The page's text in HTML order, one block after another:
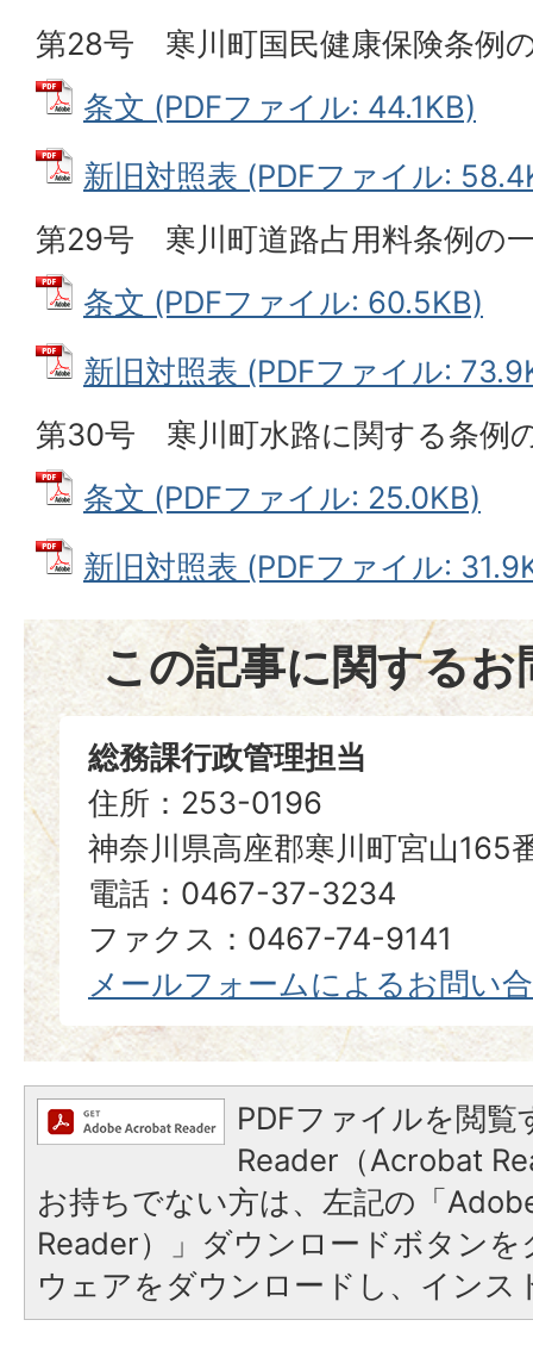
第28号 寒川町国民健康保険条例
条文 (PDFファイル: 44.1KB)
新旧対照表 (PDFファイル:
第29号 寒川町道路占用料条例の
条文 (PDFファイル: 60.5KB)
新旧対照表 (PDFファイル:
第30号 寒川町水路に関する条例
条文 (PDFファイル: 25.0KB)
新旧対照表 (PDFファイル:
この記事に関するお
総務課行政管理担当
住所：253-0196
神奈川県高座郡寒川町宮山165
電話：0467-37-3234
ファクス：0467-74-9141
メールフォームによるお問い
PDFファイルを閲
Reader（Acrobat
お持ちでない方は、左記の「
Reader）」ダウンロードボタン
ウェアをダウンロードし、インス